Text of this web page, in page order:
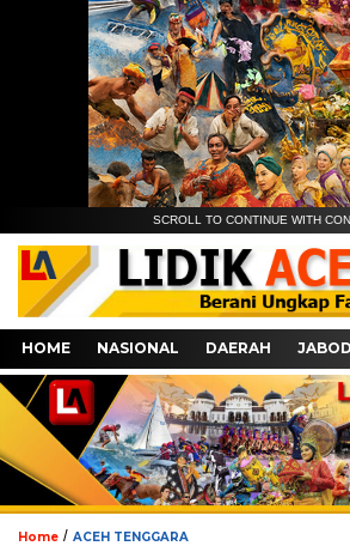
SCROLL TO CONTINUE WITH
HOME NASIONAL DAERAH
Home / ACEH TENGGARA